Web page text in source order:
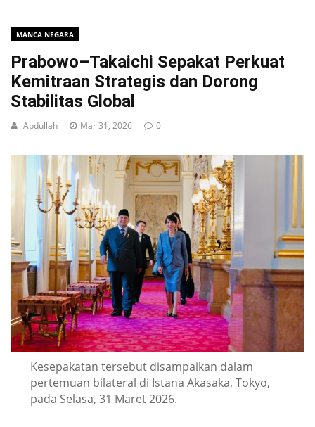
MANCA NEGARA
Prabowo–Takaichi Sepakat Perkuat
Kemitraan Strategis dan Dorong
Stabilitas Global
Abdullah Mar 31, 2026 0
Kesepakatan tersebut disampaikan dalam
pertemuan bilateral di Istana Akasaka, Tokyo,
pada Selasa, 31 Maret 2026.